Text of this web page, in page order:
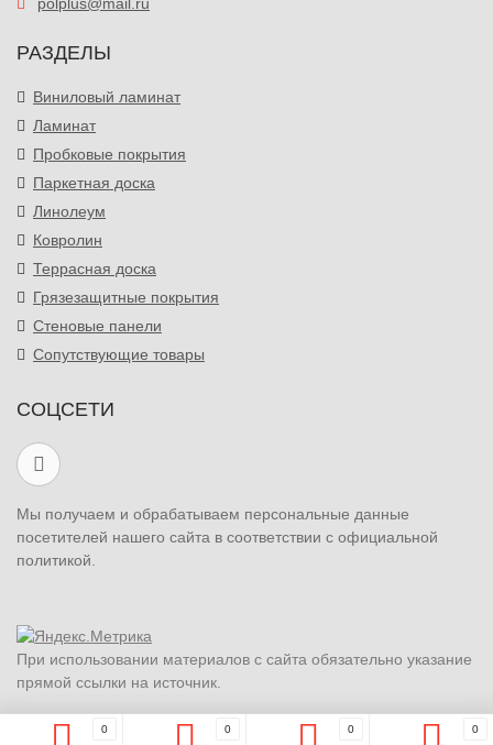
polplus@mail.ru
РАЗДЕЛЫ
Виниловый ламинат
Ламинат
Пробковые покрытия
Паркетная доска
Линолеум
Ковролин
Террасная доска
Грязезащитные покрытия
Стеновые панели
Сопутствующие товары
СОЦСЕТИ
Мы получаем и обрабатываем персональные данные
посетителей нашего сайта в соответствии с официальной
политикой.
При использовании материалов с сайта обязательно указание
прямой ссылки на источник.
0 0 0 0